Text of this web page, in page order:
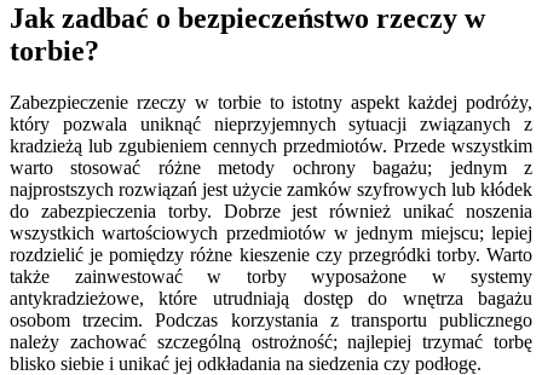
Jak zadbać o bezpieczeństwo rzeczy w
torbie?
Zabezpieczenie rzeczy w torbie to istotny aspekt każdej podróży,
który pozwala uniknąć nieprzyjemnych sytuacji związanych z
kradzieżą lub zgubieniem cennych przedmiotów. Przede wszystkim
warto stosować różne metody ochrony bagażu; jednym z
najprostszych rozwiązań jest użycie zamków szyfrowych lub kłódek
do zabezpieczenia torby. Dobrze jest również unikać noszenia
wszystkich wartościowych przedmiotów w jednym miejscu; lepiej
rozdzielić je pomiędzy różne kieszenie czy przegródki torby. Warto
także zainwestować w torby wyposażone w systemy
antykradzieżowe, które utrudniają dostęp do wnętrza bagażu
osobom trzecim. Podczas korzystania z transportu publicznego
należy zachować szczególną ostrożność; najlepiej trzymać torbę
blisko siebie i unikać jej odkładania na siedzenia czy podłogę.